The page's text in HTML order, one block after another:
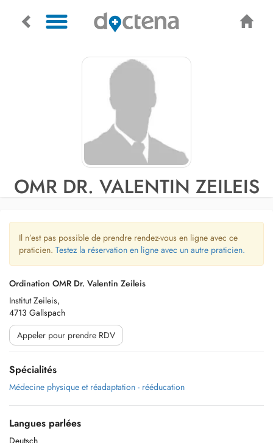
OMR DR. VALENTIN ZEILEIS
Il n’est pas possible de prendre rendez-vous en ligne avec ce
praticien. Testez la réservation en ligne avec un autre praticien.
Ordination OMR Dr. Valentin Zeileis
Institut Zeileis,
4713 Gallspach
Appeler pour prendre RDV
Spécialités
Médecine physique et réadaptation - rééducation
Langues parlées
Deutsch